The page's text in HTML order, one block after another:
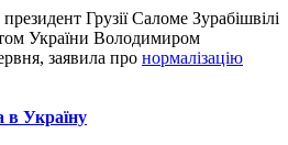
Грузії Саломе Зурабішвілі
України Володимиром
заявила про нормалізацію
в Україну